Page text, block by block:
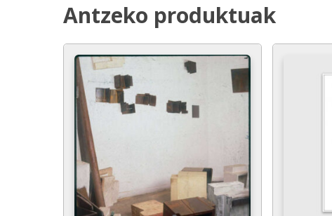
Antzeko produktuak